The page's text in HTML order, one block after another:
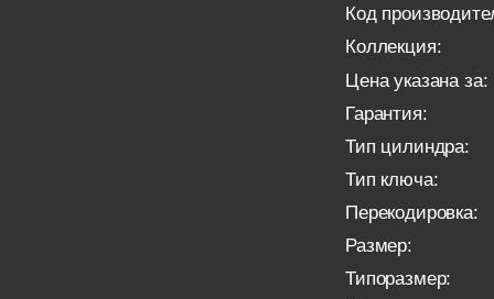
Код
Коллекция:
Цена указана за:
Гарантия:
Тип цилиндра:
Тип ключа:
Перекодировка:
Размер:
Типоразмер: